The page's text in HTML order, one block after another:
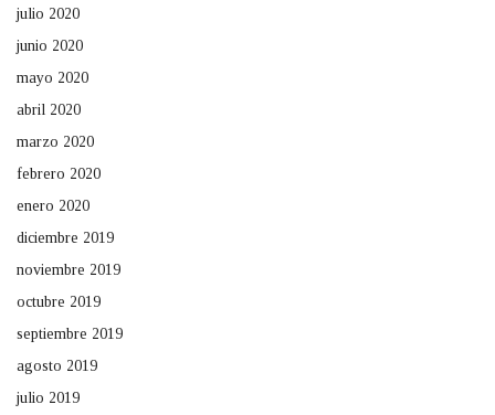
julio 2020
junio 2020
mayo 2020
abril 2020
marzo 2020
febrero 2020
enero 2020
diciembre 2019
noviembre 2019
octubre 2019
septiembre 2019
agosto 2019
julio 2019